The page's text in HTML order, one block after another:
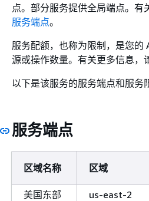
点。部分服务提供全局端点。有
服务端点。
服务配额，也称为限制，是您的
源或操作数量。有关更多信息，
以下是该服务的服务端点和服务
服务端点
区域名称 区域
美国东部
us-east-2